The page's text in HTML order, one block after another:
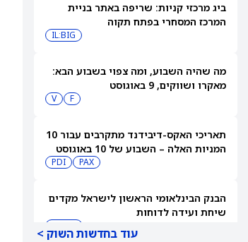
ביג מרכזי קניות: שריפה באתר בניית
המרכז המסחרי בפתח תקוה
IL:BIG
מה שהיה השבוע, ומה צפוי בשבוע הבא:
מאקרו ושווקים, 9 באוגוסט
F
V
תאריכי האקס-דיבידנד מתקרבים עבור 10
המניות האלה – השבוע של 10 באוגוסט
PAX
PDI
הבנק הבינלאומי הראשון לישראל מקדים
שיחת ועידה לדוחות
עוד בחדשות השוק >